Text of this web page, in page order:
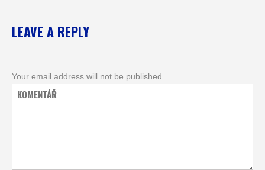
LEAVE A REPLY
Your email address will not be published.